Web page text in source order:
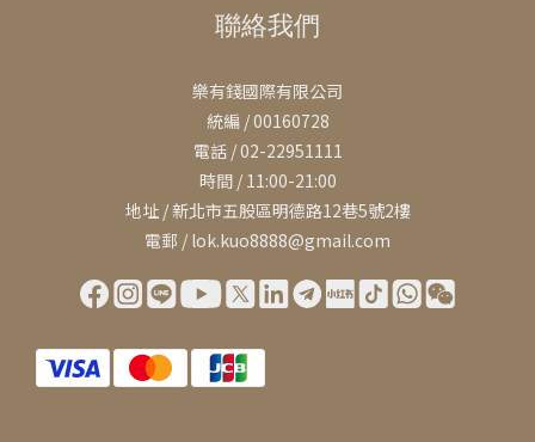
聯絡我們
樂有錢國際有限公司
統編 / 00160728
電話 / 02-22951111
時間 / 11:00-21:00
地址 / 新北市五股區明德路12巷5號2樓
電郵 / lok.kuo8888@gmail.com